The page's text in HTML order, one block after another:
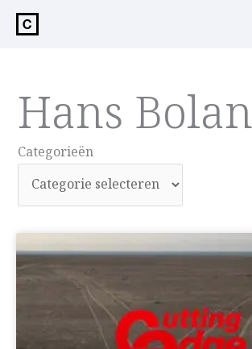
inhoud
Hans
Categorieën
Categorieën